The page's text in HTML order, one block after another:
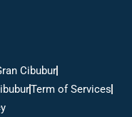
Cibubur
Term of Services